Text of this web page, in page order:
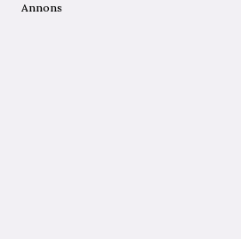
Annons